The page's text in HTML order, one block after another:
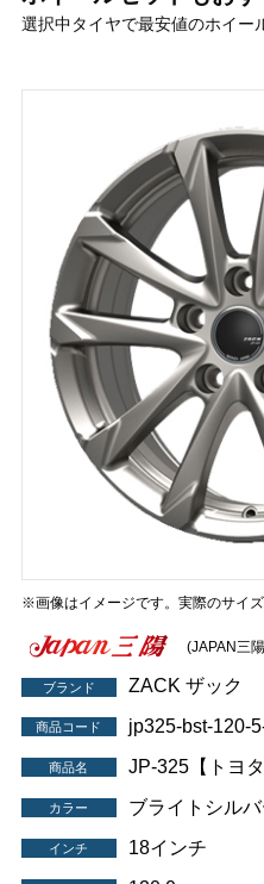
選択中タイヤで最安値のホイー
※画像はイメージです。実際のサイ
(JAPAN三
ブランド ZACK ザック
商品コード jp325-bst-120-
商品名 JP-325【トヨ
カラー ブライトシル
インチ 18インチ